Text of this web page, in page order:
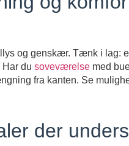
og genskær. Tænk i lag:
du soveværelse med
fra kanten. Se
der